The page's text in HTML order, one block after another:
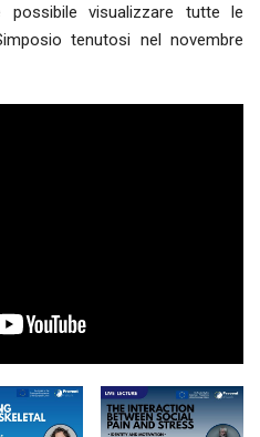
visualizzare tutte le
tenutosi nel novembre